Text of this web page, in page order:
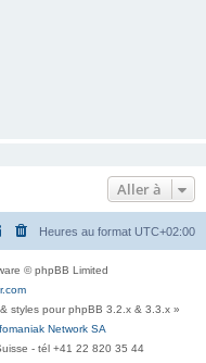
Aller à
Heures au format UTC+02:00
© phpBB Limited
styles pour phpBB 3.2.x & 3.3.x »
Network SA
- tél +41 22 820 35 44